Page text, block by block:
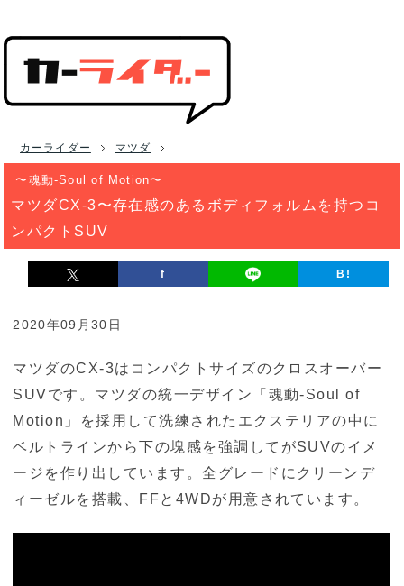
カーライダー マツダ
〜魂動-Soul of Motion〜
マツダCX-3〜存在感のあるボディフォルムを持つコ
ンパクトSUV
f B!
2020年09月30日
マツダのCX-3はコンパクトサイズのクロスオーバー
SUVです。マツダの統一デザイン「魂動-Soul of
Motion」を採用して洗練されたエクステリアの中に
ベルトラインから下の塊感を強調してがSUVのイメ
ージを作り出しています。全グレードにクリーンデ
ィーゼルを搭載、FFと4WDが用意されています。